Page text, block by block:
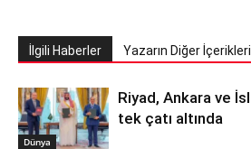
İlgili Haberler Yazarın Diğer İçerikleri
Dünya
Riyad, Ankara ve
tek çatı altında